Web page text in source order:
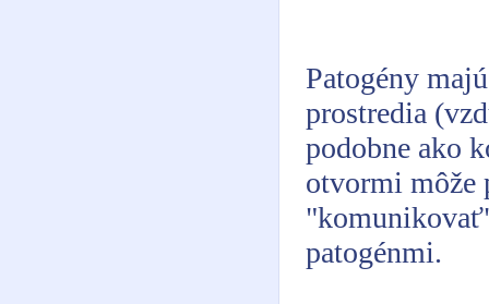
Patogény
prostredia
podobne ako
otvormi môže
patogénmi.